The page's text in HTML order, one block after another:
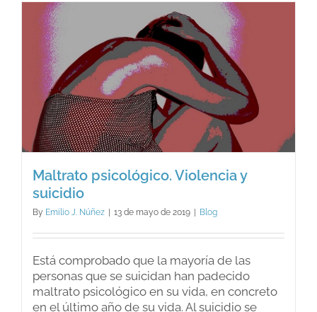
Maltrato psicológico. Violencia y
suicidio
By Emilio J. Núñez 13 de mayo de 2019 Blog
Está comprobado que la mayoría de las
personas que se suicidan han padecido
maltrato psicológico en su vida, en concreto
en el último año de su vida. Al suicidio se